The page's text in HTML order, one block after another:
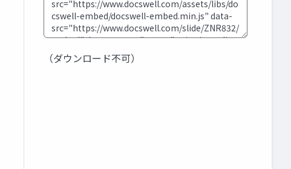
（ダウンロード不可）